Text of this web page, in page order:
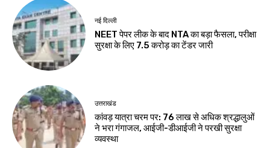
नई दिल्ली
NEET पेपर लीक के बाद NTA का बड़ा फैसला, परीक्षा
सुरक्षा के लिए ₹7.5 करोड़ का टेंडर जारी
उत्तराखंड
कांवड़ यात्रा चरम पर: 76 लाख से अधिक श्रद्धालुओं
ने भरा गंगाजल, आईजी-डीआईजी ने परखी सुरक्षा
व्यवस्था